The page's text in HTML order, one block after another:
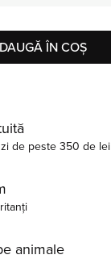
ÎN COȘ
de peste 350 de lei
animale